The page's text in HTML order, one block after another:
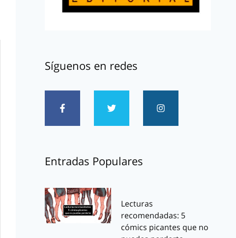
Síguenos en redes
Entradas Populares
Lecturas
recomendadas: 5
cómics picantes que no